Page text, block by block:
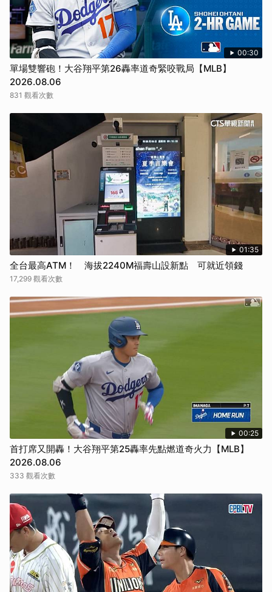
00:30
單場雙響砲！大谷翔平第26轟率道奇緊咬戰局【MLB】
2026.08.06
831 觀看次數
01:35
全台最高ATM！ 海拔2240M福壽山設新點 可就近領錢
17,299 觀看次數
00:25
首打席又開轟！大谷翔平第25轟率先點燃道奇火力【MLB】
2026.08.06
333 觀看次數